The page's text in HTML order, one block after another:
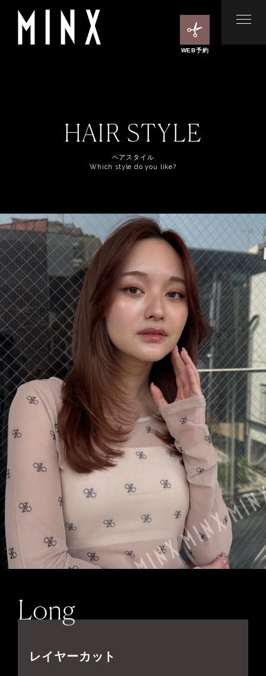
WEB予約
HAIR STYLE
ヘアスタイル
Which style do you like?
Long
レイヤーカット